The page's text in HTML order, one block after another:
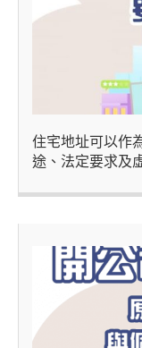
住宅地址可以作
途、法定要求及